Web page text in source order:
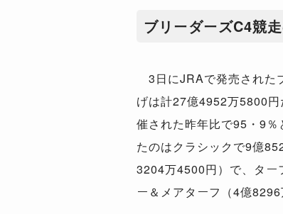
ブリーダーズC4競
3日にJRAで発売された
げは計27億4952万5800
催された昨年比で95・9
たのはクラシックで9億
3204万4500円）で、ター
ー＆メアターフ（4億8296